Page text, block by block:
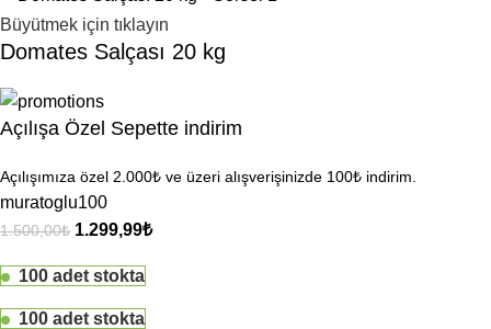
Büyütmek için tıklayın
Domates Salçası 20 kg
Açılışa Özel Sepette indirim
Açılışımıza özel 2.000₺ ve üzeri alışverişinizde 100₺ indirim.
muratoglu100
1.500,00₺ 1.299,99₺
100 adet stokta
100 adet stokta